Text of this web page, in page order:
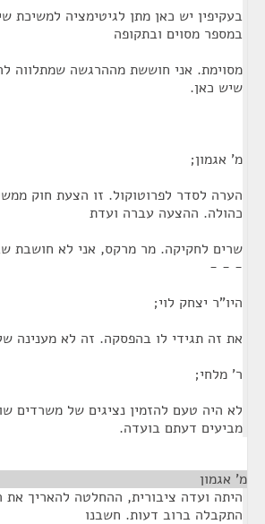
בעקיפין יש כאן מתן לגיטימציה למשיכת
במספר מסוים ובתקופה
מסוימת. אני חוששת מההרגשה שמתלווה
שיש כאן.
מ' אגמון;
הערה לסדר לפרוטוקול. זו הצעת חוק
כהולה. ההצעה עברה ועדת
שרים לחקיקה. מר מרקס, אני לא חושבת
- - -
היו"ר יצחק לוי;
את זה תגידי לו בהפסקה. זה לא מענינה
ר' מלחי;
לא היה טעם להזמין נציגים של משרדים
מביעים דעתם בועדה.
מ' אגמון
היתה ועדה ציבורית, ההחלטה להאריך את
התקבלה ברוב דעות. חשבנו